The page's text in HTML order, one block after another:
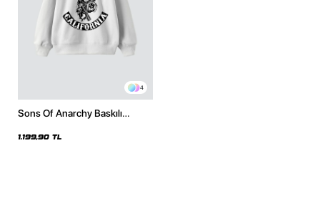
4
Sons Of Anarchy Baskılı
1.199,90 TL